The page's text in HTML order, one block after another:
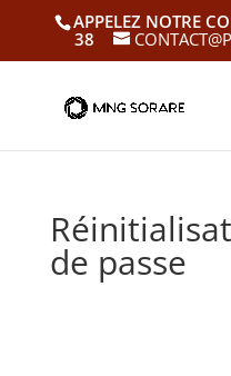
APPELEZ NOTRE
38
de passe